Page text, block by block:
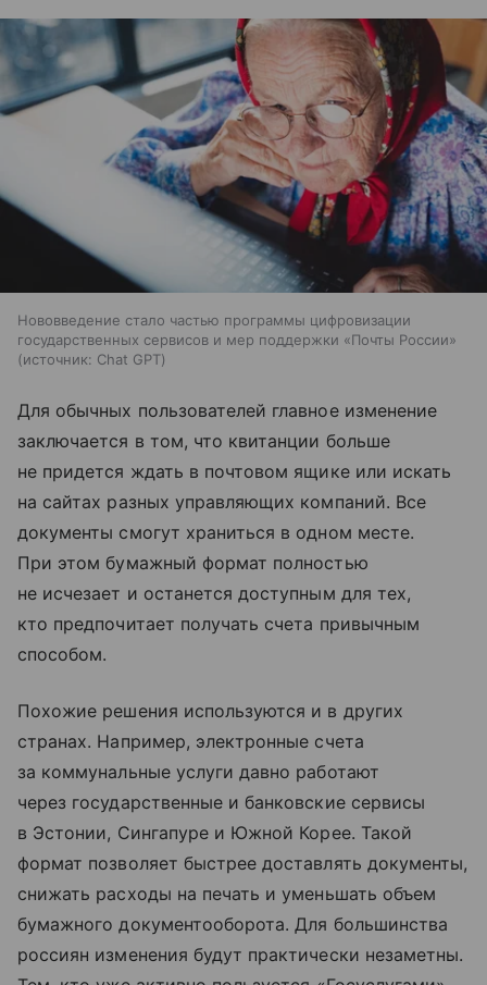
Нововведение стало частью программы цифровизации
государственных сервисов и мер поддержки «Почты России»
источник: Chat GPT
Для обычных пользователей главное изменение
заключается в том, что квитанции больше
не придется ждать в почтовом ящике или искать
на сайтах разных управляющих компаний. Все
документы смогут храниться в одном месте.
При этом бумажный формат полностью
не исчезает и останется доступным для тех,
кто предпочитает получать счета привычным
способом.
Похожие решения используются и в других
странах. Например, электронные счета
за коммунальные услуги давно работают
через государственные и банковские сервисы
в Эстонии, Сингапуре и Южной Корее. Такой
формат позволяет быстрее доставлять документы,
снижать расходы на печать и уменьшать объем
бумажного документооборота. Для большинства
россиян изменения будут практически незаметны.